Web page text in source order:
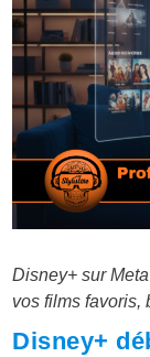
Disney+ sur
vos films favoris,
Disney+